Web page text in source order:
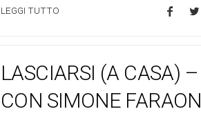
LEGGI TUTTO
LASCIARSI (A CASA) –
CON SIMONE FARAON